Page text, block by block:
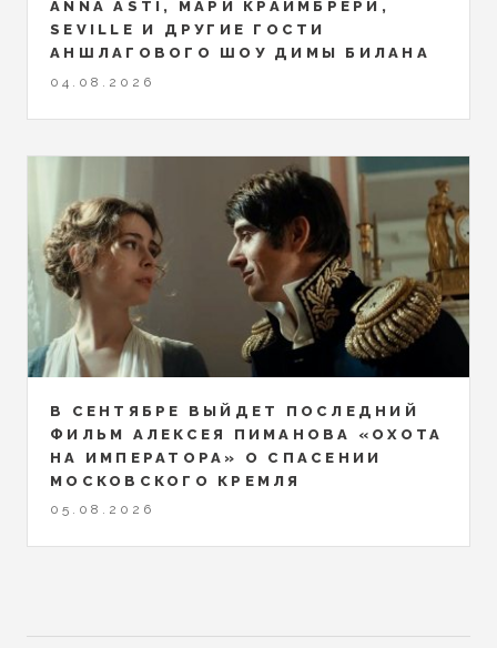
ANNA ASTI, МАРИ КРАЙМБРЕРИ,
SEVILLE И ДРУГИЕ ГОСТИ
АНШЛАГОВОГО ШОУ ДИМЫ БИЛАНА
04.08.2026
В СЕНТЯБРЕ ВЫЙДЕТ ПОСЛЕДНИЙ
ФИЛЬМ АЛЕКСЕЯ ПИМАНОВА «ОХОТА
НА ИМПЕРАТОРА» О СПАСЕНИИ
МОСКОВСКОГО КРЕМЛЯ
05.08.2026